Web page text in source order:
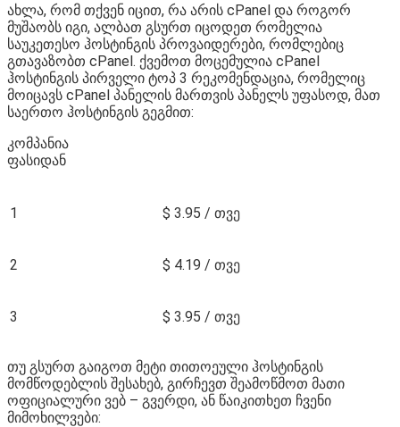
ახლა, რომ თქვენ იცით, რა არის cPanel და როგორ
მუშაობს იგი, ალბათ გსურთ იცოდეთ რომელია
საუკეთესო ჰოსტინგის პროვაიდერები, რომლებიც
გთავაზობთ cPanel. ქვემოთ მოცემულია cPanel
ჰოსტინგის პირველი ტოპ 3 რეკომენდაცია, რომელიც
მოიცავს cPanel პანელის მართვის პანელს უფასოდ, მათ
საერთო ჰოსტინგის გეგმით:
კომპანია
ფასიდან
1 $ 3.95 / თვე
2 $ 4.19 / თვე
3 $ 3.95 / თვე
თუ გსურთ გაიგოთ მეტი თითოეული ჰოსტინგის
მომწოდებლის შესახებ, გირჩევთ შეამოწმოთ მათი
ოფიციალური ვებ – გვერდი, ან წაიკითხეთ ჩვენი
მიმოხილვები: